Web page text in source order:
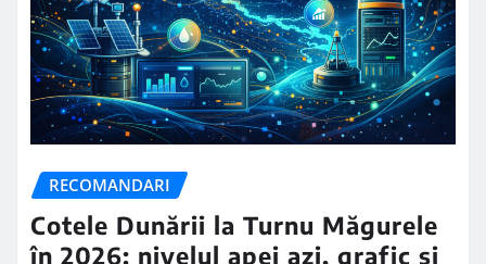
RECOMANDARI
Cotele Dunării la Turnu Măgurele
în 2026: nivelul apei azi, grafic și